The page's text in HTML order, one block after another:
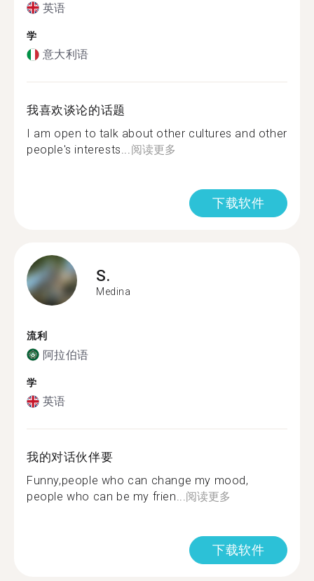
英语
学
意大利语
我喜欢谈论的话题
I am open to talk about other cultures and other
people's interests...阅读更多
下载软件
S.
Medina
流利
阿拉伯语
学
英语
我的对话伙伴要
Funny,people who can change my mood,
people who can be my frien...阅读更多
下载软件